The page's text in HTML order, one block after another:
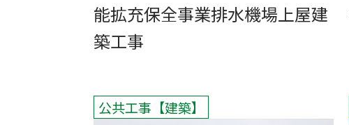
能拡充保全事業排水機場上屋建
築工事
公共工事 建築